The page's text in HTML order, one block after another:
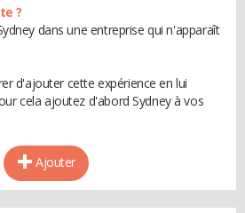
?
dans une entreprise qui n'apparaît
d'ajouter cette expérience en lui
cela ajoutez d'abord Sydney à vos
Ajouter